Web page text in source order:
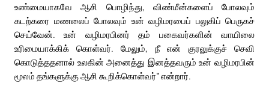
உண்மையாகவே ஆசி பொழிந்து, விண்மீன்களைப் போலவும்
கடற்கரை மணலைப் போலவும் உன் வழிமரபைப் பலுகிப் பெருகச்
செய்வேன். உன் வழிமரபினர் தம் பகைவர்களின் வாயிலை
உரிமையாக்கிக் கொள்வர். மேலும், நீ என் குரலுக்குச் செவி
கொடுத்ததனால் உலகின் அனைத்து இனத்தவரும் உன் வழிமரபின்
மூலம் தங்களுக்கு ஆசி கூறிக்கொள்வர்” என்றார்.